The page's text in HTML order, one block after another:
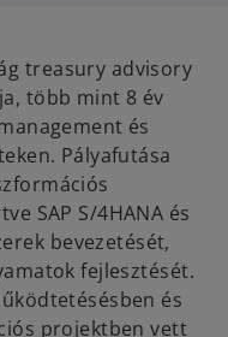
treasury advisory
több mint 8 év
és
Pályafutása
SAP S/4HANA és
bevezetését,
fejlesztését.
és
projektben vett